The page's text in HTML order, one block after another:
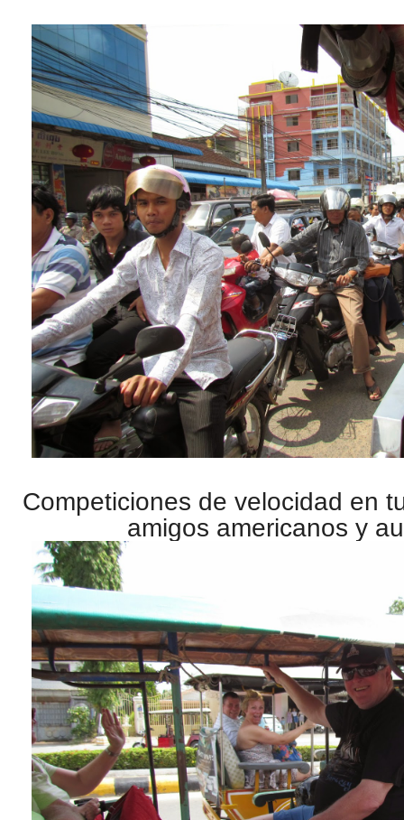
Competiciones de velocidad en
amigos americanos y